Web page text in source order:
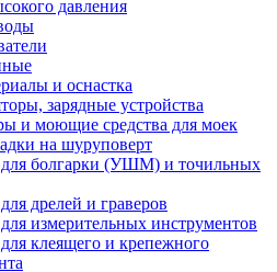
давления
и оснастка
зарядные устройства
и моющие средства для моек
на шуруповерт
для болгарки (УШМ) и точильных
дрелей и граверов
измерительных инструментов
клеящего и крепежного